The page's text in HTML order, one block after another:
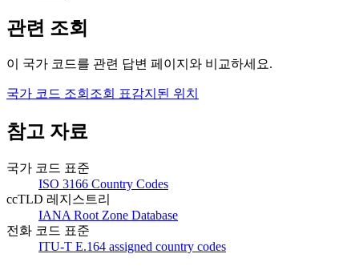
관련 조회
이 국가 코드를 관련 답변 페이지와 비교하세요.
국가 코드 조회 조회 표감지된 위치
참고 자료
국가 코드 표준
ISO 3166 Country Codes
ccTLD 레지스트리
IANA Root Zone Database
전화 코드 표준
ITU-T E.164 assigned country codes